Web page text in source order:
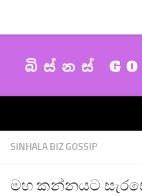
SINHALA BIZ GOSSIP
මහ කන්නයට